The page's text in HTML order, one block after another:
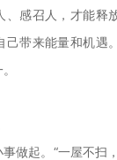
、感召人，才能释
己带来能量和机遇
做起。“一屋不扫